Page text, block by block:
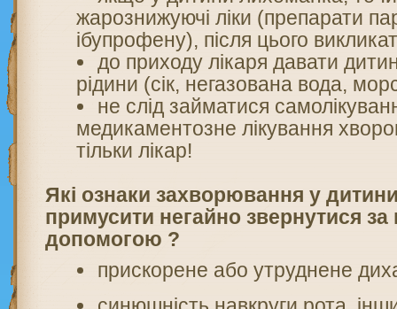
жарознижуючі ліки (препарати
ібупрофену), після цього
до приходу лікаря давати
рідини (сік, негазована вода,
не слід займатися
медикаментозне лікування
тільки лікар!
Які ознаки захворювання у
примусити негайно звернутися
допомогою ?
прискорене або утруднене